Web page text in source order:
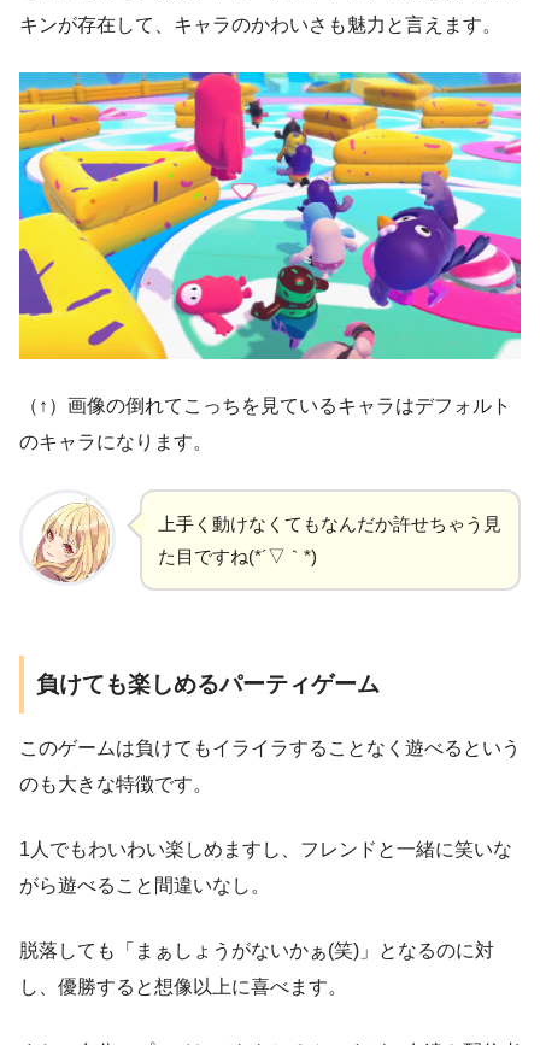
キンが存在して、キャラのかわいさも魅力と言えます。
（↑）画像の倒れてこっちを見ているキャラはデフォルト
のキャラになります。
上手く動けなくてもなんだか許せちゃう見
た目ですね(*´▽｀*)
負けても楽しめるパーティゲーム
このゲームは負けてもイライラすることなく遊べるという
のも大きな特徴です。
1人でもわいわい楽しめますし、フレンドと一緒に笑いな
がら遊べること間違いなし。
脱落しても「まぁしょうがないかぁ(笑)」となるのに対
し、優勝すると想像以上に喜べます。